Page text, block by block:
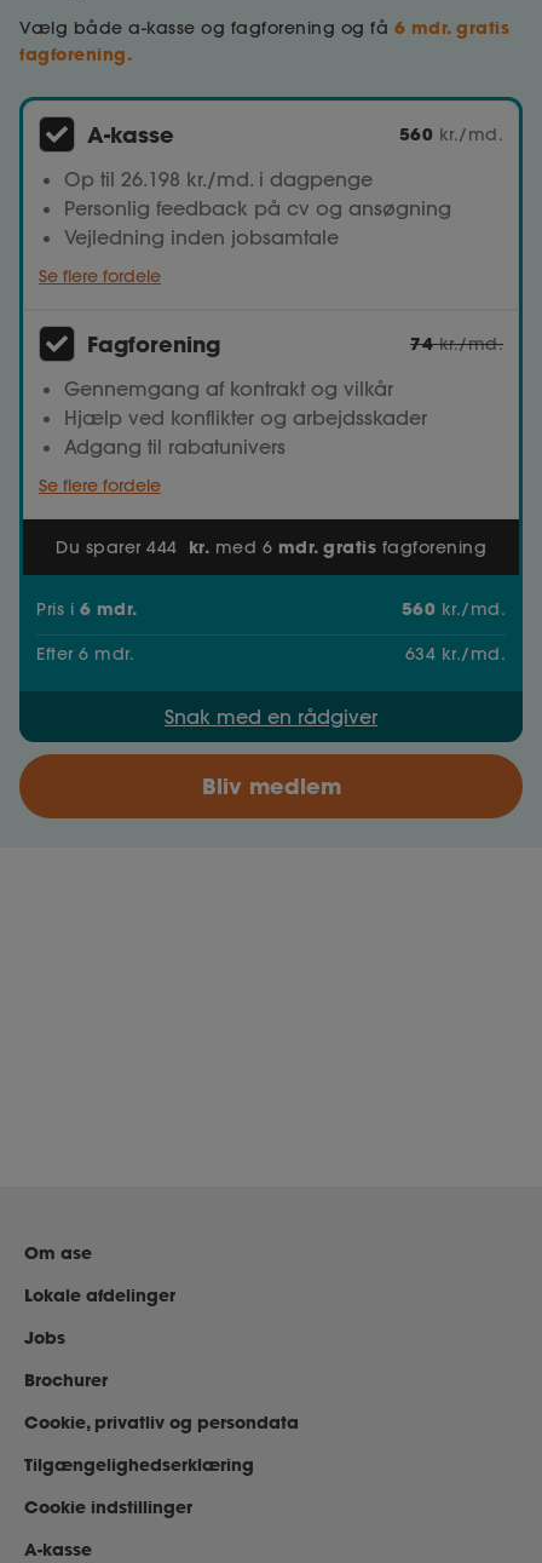
Vælg både a-kasse og fagforening og få 6 mdr. gratis
fagforening.
A-kasse 560 kr./md.
Op til 26.198 kr./md. i dagpenge
Personlig feedback på cv og ansøgning
Vejledning inden jobsamtale
Se flere fordele
Fagforening 74kr./md.
Gennemgang af kontrakt og vilkår
Hjælp ved konflikter og arbejdsskader
Adgang til rabatunivers
Se flere fordele
Du sparer 444 kr. med 6 mdr. gratis fagforening
Pris i 6 mdr. 560 kr./md.
Efter 6 mdr. 634 kr./md.
Snak med en rådgiver
Bliv medlem
Om ase
Lokale afdelinger
Jobs
Brochurer
Cookie, privatliv og persondata
Tilgængelighedserklæring
Cookie indstillinger
A-kasse